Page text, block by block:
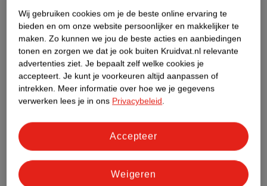
Over dit product
Productinformatie
Etiketinformatie
Dit product heeft (nog) geen Nature
Meer informatie
Wij gebruiken cookies om je de beste online ervaring te
bieden en om onze website persoonlijker en makkelijker te
maken. Zo kunnen we jou de beste acties en aanbiedingen
tonen en zorgen we dat je ook buiten Kruidvat.nl relevante
advertenties ziet. Je bepaalt zelf welke cookies je
accepteert. Je kunt je voorkeuren altijd aanpassen of
intrekken. Meer informatie over hoe we je gegevens
verwerken lees je in ons Privacybeleid.
Weigeren
Accepteer